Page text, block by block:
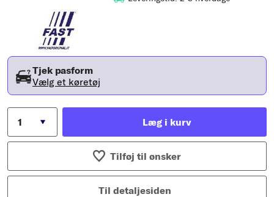
Tjek pasform
Vælg et køretøj
Læg i kurv
Tilføj til ønsker
Til detaljesiden